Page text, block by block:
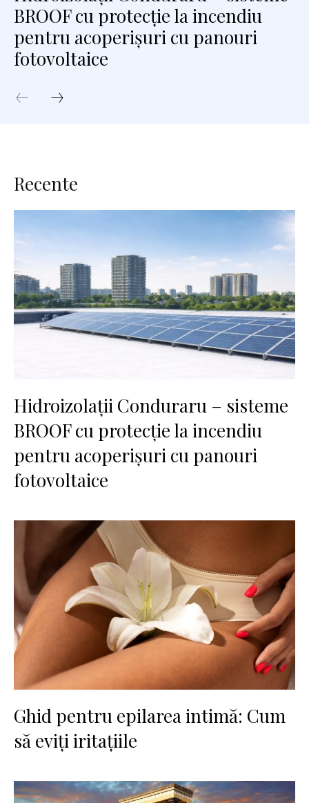
BROOF cu protecție la incendiu
pentru acoperișuri cu panouri
fotovoltaice
Recente
Hidroizolații Conduraru – sisteme
BROOF cu protecție la incendiu
pentru acoperișuri cu panouri
fotovoltaice
Ghid pentru epilarea intimă: Cum
să eviți iritațiile